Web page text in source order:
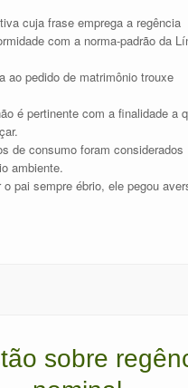
cuja frase emprega a regência
com a norma-padrão da
ao pedido de matrimônio trouxe
é pertinente com a finalidade a
de consumo foram considerados
ambiente.
o pai sempre ébrio, ele pegou
sobre